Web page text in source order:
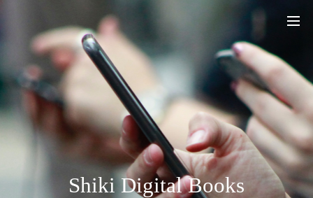
Shiki Digital Books